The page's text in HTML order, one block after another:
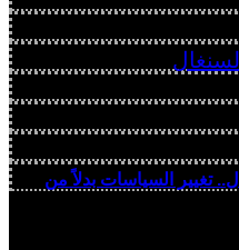
تغيير السياسات بدلاً من